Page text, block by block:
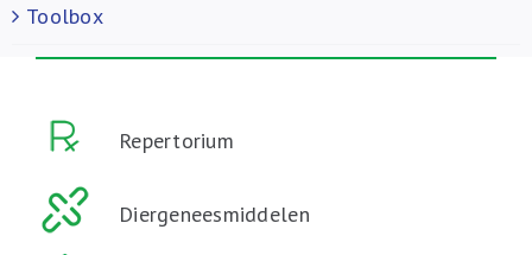
Toolbox
Repertorium
Diergeneesmiddelen